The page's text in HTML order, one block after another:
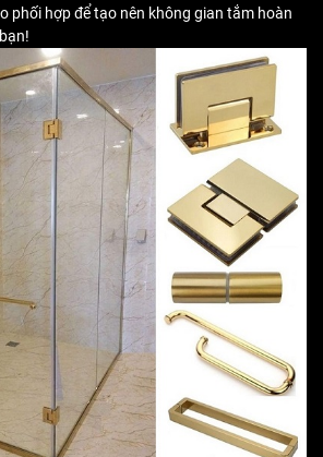
phối hợp để tạo nên không gian tắm hoàn